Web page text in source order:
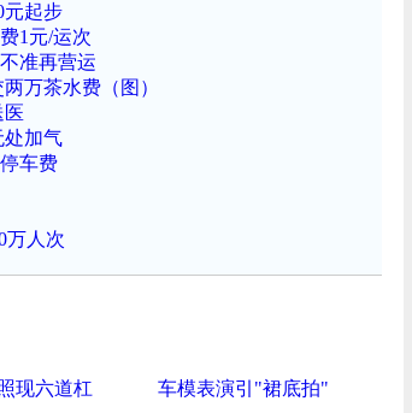
元起步
1元/运次
准再营运
万茶水费（图）
医
处加气
车费
万人次
现六道杠 车模表演引"裙底拍"